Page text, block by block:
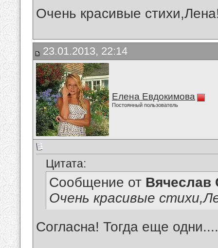
Очень красивые
23.01.2013, 22:14
Елена Евдокимова
Постоянный пользователь
Цитата:
Сообщение от Вячеслав
Очень красивые
Согласна! Тогда еще одни....